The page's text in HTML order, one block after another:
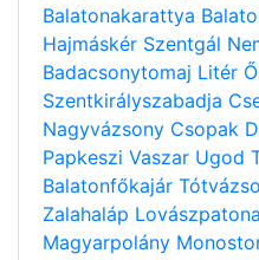
Balatonakarattya
Hajmáskér Szentgál
Badacsonytomaj Litér
Szentkirályszabadja
Nagyvázsony Csopak
Papkeszi Vaszar Ugod
Balatonfőkajár
Zalahaláp Lovászpatona
Magyarpolány